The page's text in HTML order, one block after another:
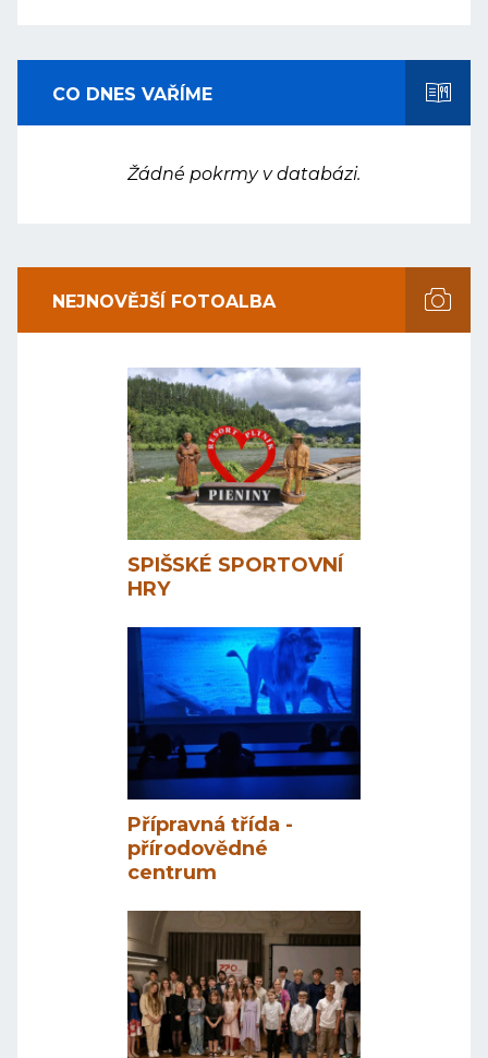
CO DNES VAŘÍME
Žádné pokrmy v databázi.
NEJNOVĚJŠÍ FOTOALBA
SPIŠSKÉ SPORTOVNÍ
HRY
Přípravná třída -
přírodovědné
centrum